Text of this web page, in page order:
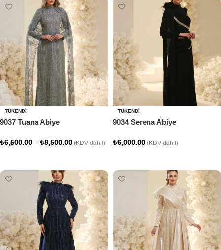
TÜKENDI
9037 Tuana Abiye
₺6,500.00 – ₺8,500.00 (KDV dahil)
TÜKENDI
9034 Serena Abiye
₺6,000.00 (KDV dahil)